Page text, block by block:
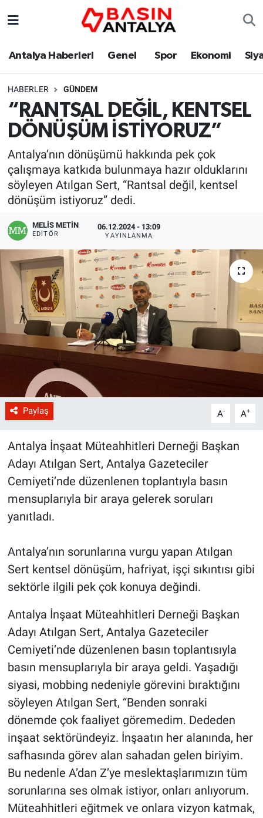
Antalya Haberleri Genel Spor Ekonomi
HABERLER GÜNDEM
“RANTSAL DEĞİL, KENTSEL
DÖNÜŞÜM İSTİYORUZ”
Antalya’nın dönüşümü hakkında pek çok
çalışmaya katkıda bulunmaya hazır olduklarını
söyleyen Atılgan Sert, “Rantsal değil, kentsel
dönüşüm istiyoruz” dedi.
MELİS METİN
EDITÖR
06.12.2024 - 13:09
YAYINLANMA
Paylaş A- A+
Antalya İnşaat Müteahhitleri Derneği Başkan
Adayı Atılgan Sert, Antalya Gazeteciler
Cemiyeti’nde düzenlenen toplantıyla basın
mensuplarıyla bir araya gelerek soruları
yanıtladı.
Antalya’nın sorunlarına vurgu yapan Atılgan
Sert kentsel dönüşüm, hafriyat, işçi sıkıntısı gibi
sektörle ilgili pek çok konuya değindi.
Antalya İnşaat Müteahhitleri Derneği Başkan
Adayı Atılgan Sert, Antalya Gazeteciler
Cemiyeti’nde düzenlenen basın toplantısıyla
basın mensuplarıyla bir araya geldi. Yaşadığı
siyasi, mobbing nedeniyle görevini bıraktığını
söyleyen Atılgan Sert, “Benden sonraki
dönemde çok faaliyet göremedim. Dededen
inşaat sektöründeyiz. İnşaatın her alanında, her
safhasında görev alan sahadan gelen biriyim.
Bu nedenle A’dan Z’ye meslektaşlarımızın tüm
sorunlarına ses olmak istiyor, onları anlıyorum.
Müteahhitleri eğitmek ve onlara vizyon katmak,